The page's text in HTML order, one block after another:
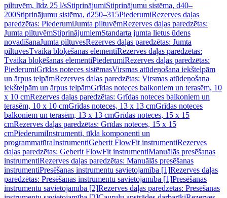
piltuvēm, līdz 25 l/sStiprinājumiStiprinājumu sistēma, d40–
200Stiprinājumu sistēma, d250–315PiederumiRezerves daļas
paredzētas: PiederumiJumta piltuvēmRezerves daļas paredzētas:
Jumta piltuvēmStiprinājumiemStandarta jumta lietus ūdens
novadīšanaJumta piltuvesRezerves daļas paredzētas: Jumta
piltuvesTvaika bloķēšanas elementiRezerves daļas paredzētas:
Tvaika bloķēšanas elementiPiederumiRezerves daļas paredzētas:
PiederumiGrīdas noteces sistēmasVirsmas atūdeņošana iekštelpām
un ārpus telpāmRezerves daļas paredzētas: Virsmas atūdeņošana
iekštelpām un ārpus telpāmGrīdas noteces balkoniem un terasēm, 10
x 10 cmRezerves daļas paredzētas: Grīdas noteces balkoniem un
terasēm, 10 x 10 cmGrīdas noteces, 13 x 13 cmGrīdas noteces
balkoniem un terasēm, 13 x 13 cmGrīdas noteces, 15 x 15
cmRezerves daļas paredzētas: Grīdas noteces, 15 x 15
cmPiederumiInstrumenti, tīkla komponenti un
programmatūraInstrumentiGeberit FlowFit instrumentiRezerves
daļas paredzētas: Geberit FlowFit instrumentiManuālās presēšanas
instrumentiRezerves daļas paredzētas: Manuālās presēšanas
instrumentiPresēšanas instrumentu savietojamība [1]Rezerves daļas
paredzētas: Presēšanas instrumentu savietojamība [1]Presēšanas
instrumentu savietojamība [2]Rezerves daļas paredzētas: Presēšanas